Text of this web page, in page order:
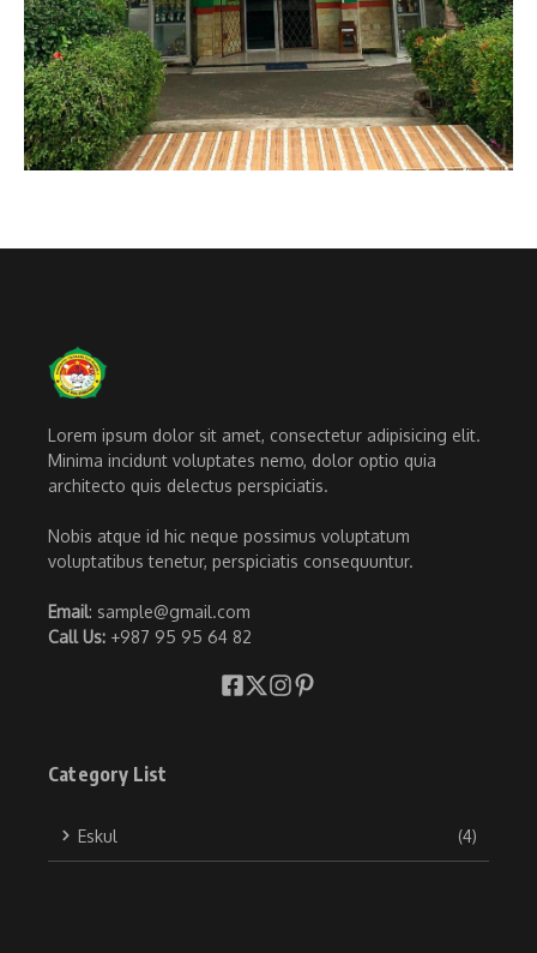
Lorem ipsum dolor sit amet, consectetur adipisicing elit.
Minima incidunt voluptates nemo, dolor optio quia
architecto quis delectus perspiciatis.
Nobis atque id hic neque possimus voluptatum
voluptatibus tenetur, perspiciatis consequuntur.
Email: sample@gmail.com
Call Us: +987 95 95 64 82
Category List
Eskul (4)